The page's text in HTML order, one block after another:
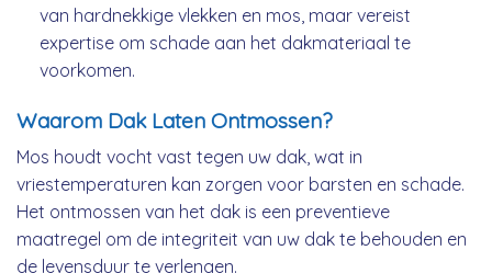
van hardnekkige vlekken en mos, maar vereist
expertise om schade aan het dakmateriaal te
voorkomen.
Waarom Dak Laten Ontmossen?
Mos houdt vocht vast tegen uw dak, wat in
vriestemperaturen kan zorgen voor barsten en schade.
Het ontmossen van het dak is een preventieve
maatregel om de integriteit van uw dak te behouden en
de levensduur te verlengen.